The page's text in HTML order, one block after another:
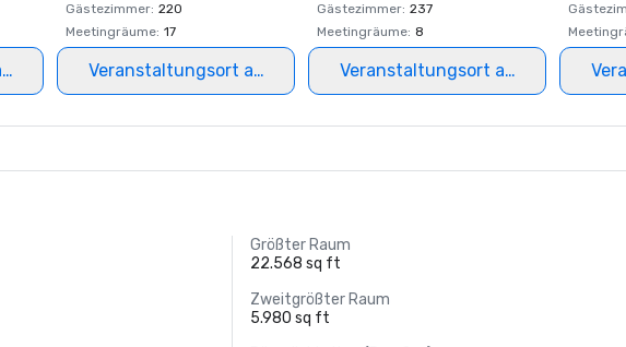
Gästezimmer: 220
Meetingräume: 17
Veranstaltungsort auswählen
Gästezimmer: 237
Meetingräume: 8
Veranstaltungsort auswählen
Größter Raum
22.568 sq ft
Zweitgrößter Raum
5.980 sq ft